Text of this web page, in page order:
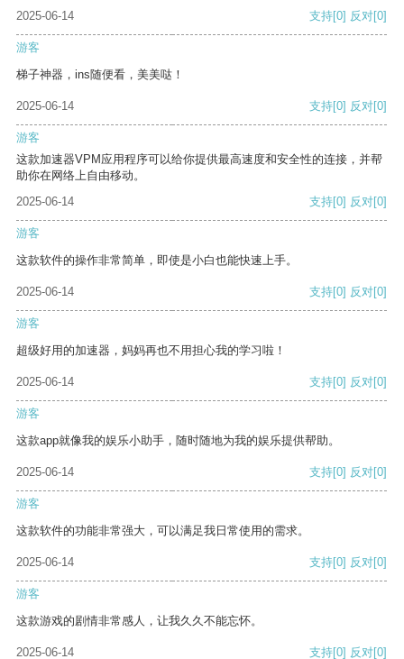
2025-06-14 支持[0] 反对[0]
游客
梯子神器，ins随便看，美美哒！
2025-06-14 支持[0] 反对[0]
游客
这款加速器VPM应用程序可以给你提供最高速度和安全性的连接，并帮
助你在网络上自由移动。
2025-06-14
支持[0] 反对[0]
游客
这款软件的操作非常简单，即使是小白也能快速上手。
2025-06-14 支持[0] 反对[0]
游客
超级好用的加速器，妈妈再也不用担心我的学习啦！
2025-06-14 支持[0] 反对[0]
游客
这款app就像我的娱乐小助手，随时随地为我的娱乐提供帮助。
2025-06-14 支持[0] 反对[0]
游客
这款软件的功能非常强大，可以满足我日常使用的需求。
2025-06-14 支持[0] 反对[0]
游客
这款游戏的剧情非常感人，让我久久不能忘怀。
2025-06-14 支持[0] 反对[0]